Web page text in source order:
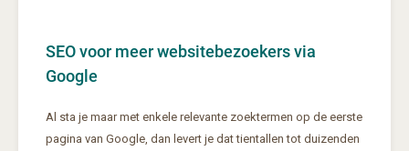
SEO voor meer websitebezoekers via
Google
Al sta je maar met enkele relevante zoektermen op de eerste
pagina van Google, dan levert je dat tientallen tot duizenden